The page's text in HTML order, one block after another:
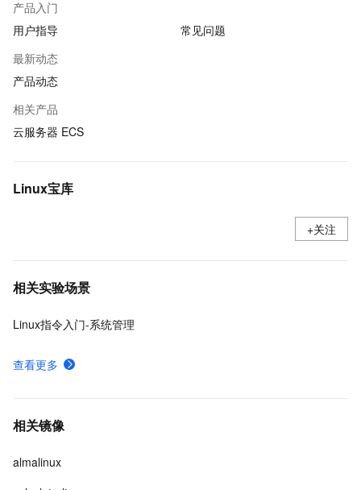
产品入门
用户指导
常见问题
最新动态
产品动态
相关产品
云服务器 ECS
Linux宝库
+关注
相关实验场景
Linux指令入门-系统管理
查看更多
相关镜像
almalinux